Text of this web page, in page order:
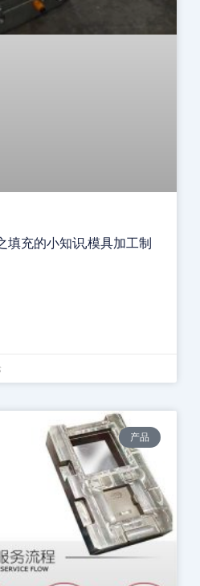
填充的小知识,模具加工制
产品